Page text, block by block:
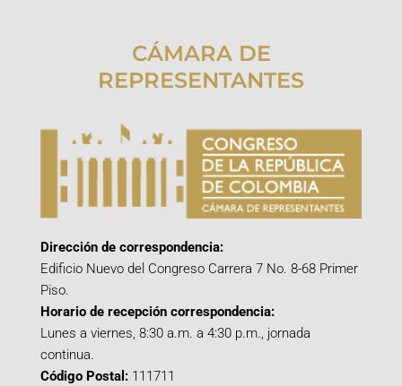
CÁMARA DE
REPRESENTANTES
Dirección de correspondencia:
Edificio Nuevo del Congreso Carrera 7 No. 8-68 Primer
Piso.
Horario de recepción correspondencia:
Lunes a viernes, 8:30 a.m. a 4:30 p.m., jornada
continua.
Código Postal: 111711